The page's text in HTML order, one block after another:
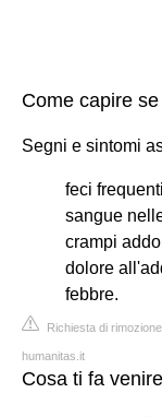
Come capire
Segni e sintomi
feci
sangue
crampi
dolore
febbre.
Richiesta di
humanitas.it
Cosa ti fa